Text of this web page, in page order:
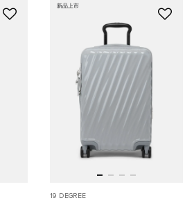
新品上市
19 DEGREE